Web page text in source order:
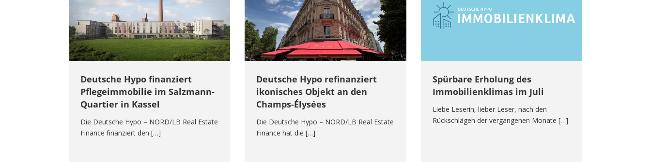
Deutsche Hypo finanziert
Pflegeimmobilie im Salzmann-
Quartier in Kassel
Die Deutsche Hypo – NORD/LB Real Estate
Finance finanziert den […]
Deutsche Hypo refinanziert
ikonisches Objekt an den
Champs-Élysées
Die Deutsche Hypo – NORD/LB Real Estate
Finance hat die […]
Spürbare Erholung des
Immobilienklimas im Juli
Liebe Leserin, lieber Leser, nach den
Rückschlägen der vergangenen Monate […]